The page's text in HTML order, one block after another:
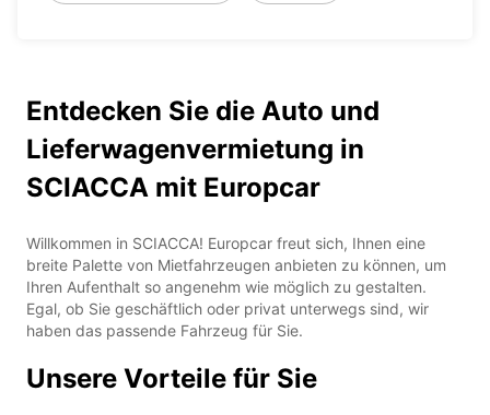
Entdecken Sie die Auto und
Lieferwagenvermietung in
SCIACCA mit Europcar
Willkommen in SCIACCA! Europcar freut sich, Ihnen eine
breite Palette von Mietfahrzeugen anbieten zu können, um
Ihren Aufenthalt so angenehm wie möglich zu gestalten.
Egal, ob Sie geschäftlich oder privat unterwegs sind, wir
haben das passende Fahrzeug für Sie.
Unsere Vorteile für Sie